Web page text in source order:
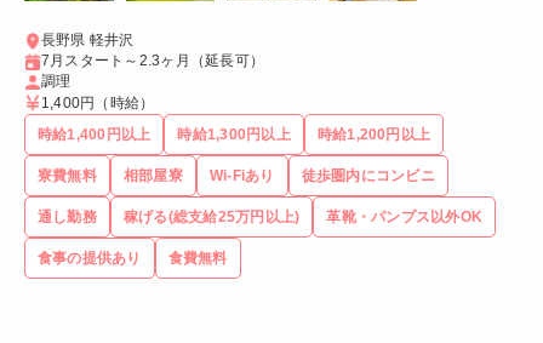
長野県 軽井沢
7月スタート～2.3ヶ月（延長可）
調理
1,400円 （時給）
時給1,400円以上
時給1,300円以上 時給1,200円以上
寮費無料 相部屋寮 Wi-Fiあり 徒歩圏内にコンビニ
通し勤務 稼げる(総支給25万円以上) 革靴・パンプス以外OK
食事の提供あり 食費無料